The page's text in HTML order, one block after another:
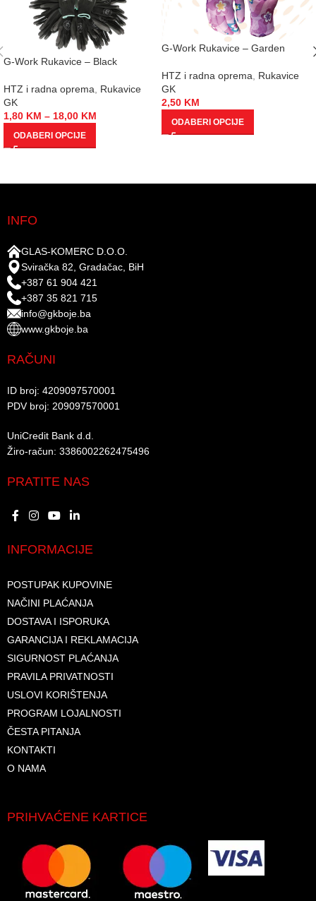
G-Work Rukavice – Black
HTZ i radna oprema
Rukavice
GK
1,80 KM – 18,00 KM
ODABERI OPCIJE
G-Work Rukavice – Garden
HTZ i radna oprema
Rukavice
GK
2,50 KM
ODABERI OPCIJE
INFO
GLAS-KOMERC D.O.O.
Sviračka 82, Gradačac, BiH
+387 61 904 421
+387 35 821 715
info@gkboje.ba
www.gkboje.ba
RAČUNI
ID broj: 4209097570001​
PDV broj: 209097570001 ​
UniCredit Bank d.d.​
Žiro-račun: 3386002262475496​​
PRATITE NAS
INFORMACIJE
POSTUPAK KUPOVINE
NAČINI PLAĆANJA
DOSTAVA I ISPORUKA
GARANCIJA I REKLAMACIJA
SIGURNOST PLAĆANJA
PRAVILA PRIVATNOSTI
USLOVI KORIŠTENJA
PROGRAM LOJALNOSTI
ČESTA PITANJA
KONTAKTI
O NAMA
PRIHVAĆENE KARTICE